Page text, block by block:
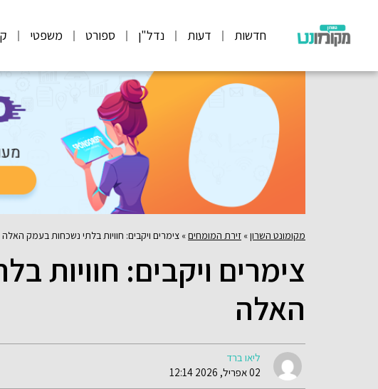
חדשות דעות נדל"ן ספורט משפטי
מקומונט השרון» זירת המומחים» צימרים ויקבים: חוויות בלתי נשכחות בעמק האלה
צימרים ויקבים: חוויות
האלה
ליאו ברד
02 אפריל, 2026 12:14